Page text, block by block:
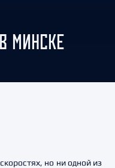
МИНСКЕ
но ни одной из